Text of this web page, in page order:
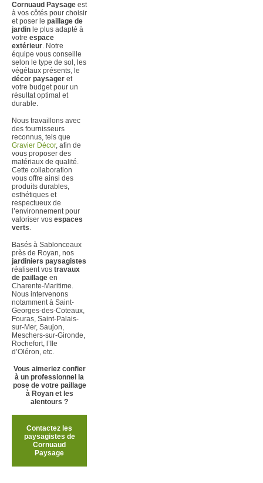
Cornuaud Paysage est
à vos côtés pour choisir
et poser le paillage de
jardin le plus adapté à
votre espace
extérieur. Notre
équipe vous conseille
selon le type de sol, les
végétaux présents, le
décor paysager et
votre budget pour un
résultat optimal et
durable.
Nous travaillons avec
des fournisseurs
reconnus, tels que
Gravier Décor, afin de
vous proposer des
matériaux de qualité.
Cette collaboration
vous offre ainsi des
produits durables,
esthétiques et
respectueux de
l’environnement pour
valoriser vos espaces
verts.
Basés à Sablonceaux
près de Royan, nos
jardiniers paysagistes
réalisent vos travaux
de paillage en
Charente-Maritime.
Nous intervenons
notamment à Saint-
Georges-des-Coteaux,
Fouras, Saint-Palais-
sur-Mer, Saujon,
Meschers-sur-Gironde,
Rochefort, l’Ile
d’Oléron, etc.
Vous aimeriez confier
à un professionnel la
pose de votre paillage
à Royan et les
alentours ?
Contactez les
paysagistes de
Cornuaud
Paysage